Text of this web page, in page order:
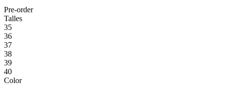
Pre-order
Talles
35
36
37
38
39
40
Color